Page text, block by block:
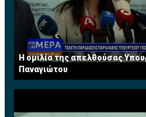
Η ομιλία της απελθούσας
Παναγιώτου